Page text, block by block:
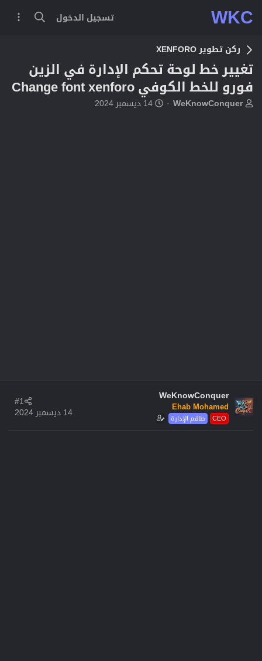
WKC تسجيل الدخول
ركن تطوير XENFORO
تغيير خط لوحة تحكم الإدارة في الزين
فورو للخط الكوفي Change font xenforo
بWeKnowConquer
ت14 ديسمبر 2024
WeKnowConquer
Ehab Mohamed
طاقم الإدارة CEO
14 ديسمبر 2024
#1